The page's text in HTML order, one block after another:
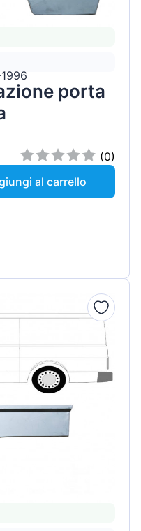
porta
(0)
al carrello